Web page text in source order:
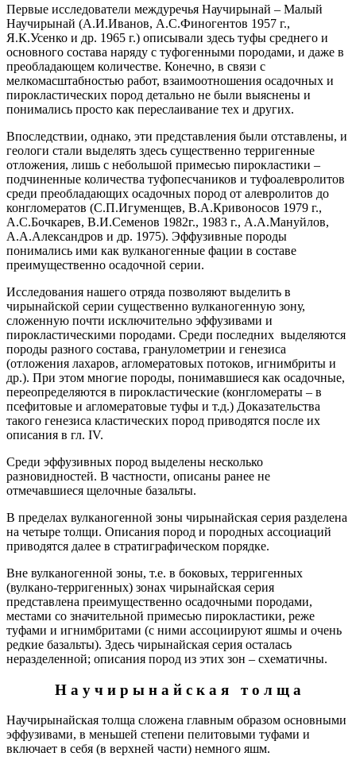
Первые исследователи междуречья Научирынай – Малый
Научирынай (А.И.Иванов, А.С.Финогентов 1957 г.,
Я.К.Усенко и др. 1965 г.) описывали здесь туфы среднего и
основного состава наряду с туфогенными породами, и даже в
преобладающем количестве. Конечно, в связи с
мелкомасштабностью работ, взаимоотношения осадочных и
пирокластических пород детально не были выяснены и
понимались просто как переслаивание тех и других.
Впоследствии, однако, эти представления были отставлены, и
геологи стали выделять здесь существенно терригенные
отложения, лишь с небольшой примесью пирокластики –
подчиненные количества туфопесчаников и туфоалевролитов
среди преобладающих осадочных пород от алевролитов до
конгломератов (С.П.Игуменщев, В.А.Кривоносов 1979 г.,
А.С.Бочкарев, В.И.Семенов 1982г., 1983 г., А.А.Мануйлов,
А.А.Александров и др. 1975). Эффузивные породы
понимались ими как вулканогенные фации в составе
преимущественно осадочной серии.
Исследования нашего отряда позволяют выделить в
чирынайской серии существенно вулканогенную зону,
сложенную почти исключительно эффузивами и
пирокластическими породами. Среди последних выделяются
породы разного состава, гранулометрии и генезиса
(отложения лахаров, агломератовых потоков, игнимбриты и
др.). При этом многие породы, понимавшиеся как осадочные,
переопределяются в пирокластические (конгломераты – в
псефитовые и агломератовые туфы и т.д.) Доказательства
такого генезиса кластических пород приводятся после их
описания в гл. IV.
Среди эффузивных пород выделены несколько
разновидностей. В частности, описаны ранее не
отмечавшиеся щелочные базальты.
В пределах вулканогенной зоны чирынайская серия разделена
на четыре толщи. Описания пород и породных ассоциаций
приводятся далее в стратиграфическом порядке.
Вне вулканогенной зоны, т.е. в боковых, терригенных
(вулкано-терригенных) зонах чирынайская серия
представлена преимущественно осадочными породами,
местами со значительной примесью пирокластики, реже
туфами и игнимбритами (с ними ассоциируют яшмы и очень
редкие базальты). Здесь чирынайская серия осталась
неразделенной; описания пород из этих зон – схематичны.
Н а у ч и р ы н а й с к а я т о л щ а
Научирынайская толща сложена главным образом основными
эффузивами, в меньшей степени пелитовыми туфами и
включает в себя (в верхней части) немного яшм.